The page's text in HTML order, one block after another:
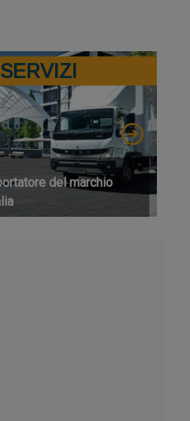
SERVIZI
del marchio